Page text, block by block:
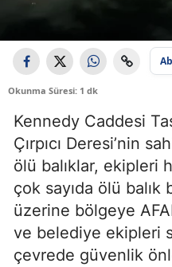
Okunma Süresi: 1 dk
Kennedy Caddesi
Çırpıcı Deresi’nin
ölü balıklar, ekipleri
çok sayıda ölü balık
üzerine bölgeye
ve belediye ekipleri
çevrede güvenlik